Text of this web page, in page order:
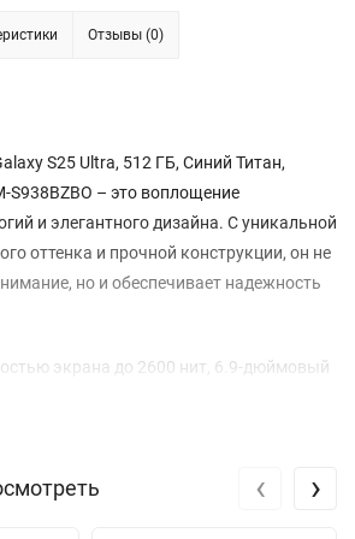
Отзывы (0)
S25 Ultra, 512 ГБ, Синий Титан,
S938BZBO – это воплощение
и элегантного дизайна. С уникальной
оттенка и прочной конструкции, он не
но и обеспечивает надежность
экрана до 2600 нит, 6.9-дюймовый
2X с разрешением 3120x1440
что особенно важно для игр и
‹ ›